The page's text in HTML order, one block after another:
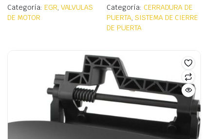
Categoría: EGR, VALVULAS
DE MOTOR
Categoría: CERRADURA DE
PUERTA, SISTEMA DE CIERRE
DE PUERTA